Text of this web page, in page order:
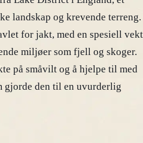
landskap og krevende terreng.
for jakt, med en spesiell vekt
miljøer som fjell og skoger.
på småvilt og å hjelpe til med
gjorde den til en uvurderlig